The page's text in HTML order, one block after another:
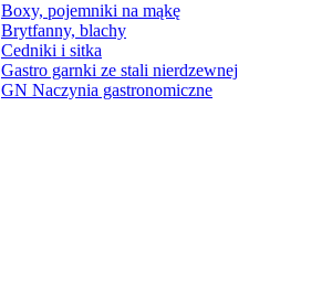
Boxy, pojemniki na mąkę
Brytfanny, blachy
Cedniki i sitka
Gastro garnki ze stali nierdzewnej
GN Naczynia gastronomiczne